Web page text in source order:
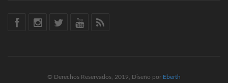
© Derechos Reservados, 2019, Diseño por Eberth